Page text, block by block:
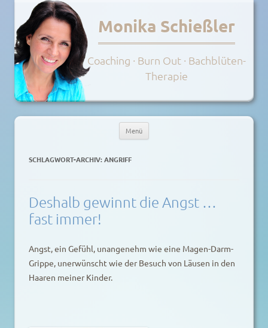
Monika Schießler
Coaching · Burn Out · Bachblüten-
Therapie
SCHLAGWORT-ARCHIV:ANGRIFF
Deshalb gewinnt die Angst …
fast immer!
Angst, ein Gefühl, unangenehm wie eine Magen-Darm-
Grippe, unerwünscht wie der Besuch von Läusen in den
Haaren meiner Kinder.
Menü
springen